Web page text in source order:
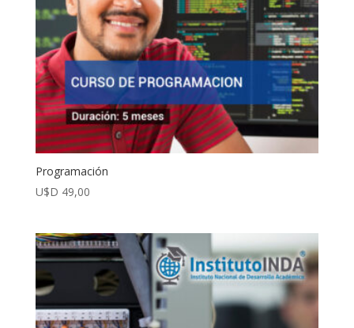
Programación
U$D 49,00